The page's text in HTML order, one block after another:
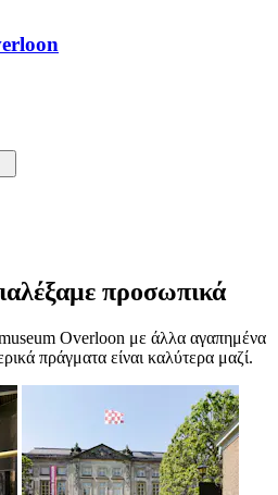
προσωπικά
Overloon με άλλα αγαπημένα
πράγματα είναι καλύτερα μαζί.